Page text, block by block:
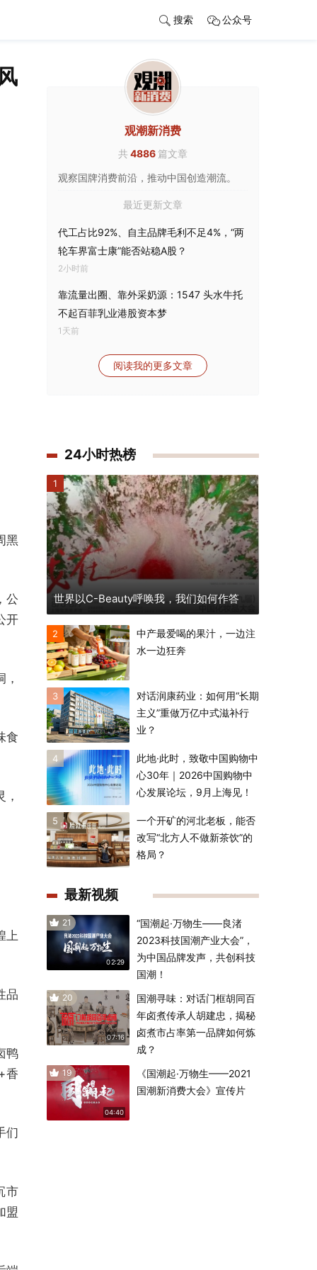
搜索 公众号
黑
公
开
食
上
品
鸭
香
们
市
盟
观潮新消费
共4886篇文章
观察国牌消费前沿，推动中国创造潮流。
最近更新文章
代工占比92%、自主品牌毛利不足4%，“两
轮车界富士康”能否站稳A股？
2小时前
靠流量出圈、靠外采奶源：1547 头水牛托
不起百菲乳业港股资本梦
1天前
阅读我的更多文章
24小时热榜
1
世界以C-Beauty呼唤我，我们如何作答
2
中产最爱喝的果汁，一边注
水一边狂奔
3
对话润康药业：如何用“长期
主义”重做万亿中式滋补行
业？
4
此地·此时，致敬中国购物中
心30年｜2026中国购物中
心发展论坛，9月上海见！
5
一个开矿的河北老板，能否
改写“北方人不做新茶饮”的
格局？
最新视频
21
02:29
“国潮起·万物生——良渚
2023科技国潮产业大会”，
为中国品牌发声，共创科技
国潮！
20
07:16
国潮寻味：对话门框胡同百
年卤煮传承人胡建忠，揭秘
卤煮市占率第一品牌如何炼
成？
19
04:40
《国潮起·万物生——2021
国潮新消费大会》宣传片